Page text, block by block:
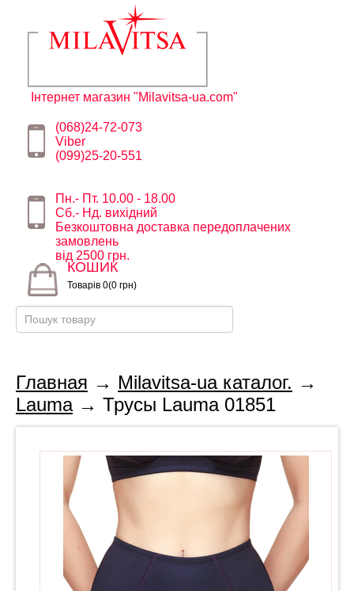
Інтернет магазин "Milavitsa-ua.com"
(068)24-72-073
Viber
(099)25-20-551
Пн.- Пт. 10.00 - 18.00
Сб.- Нд. вихідний
Безкоштовна доставка передоплачених
замовлень
від 2500 грн.
КОШИК
Товарів 0(0 грн)
Главная → Milavitsa-ua каталог. →
Lauma→ Трусы Lauma 01851